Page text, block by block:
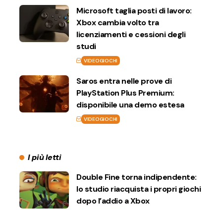
Microsoft taglia posti di lavoro:
Xbox cambia volto tra
licenziamenti e cessioni degli
studi
VIDEOGIOCHI
Saros entra nelle prove di
PlayStation Plus Premium:
disponibile una demo estesa
VIDEOGIOCHI
I più letti
Double Fine torna indipendente:
lo studio riacquista i propri giochi
dopo l’addio a Xbox